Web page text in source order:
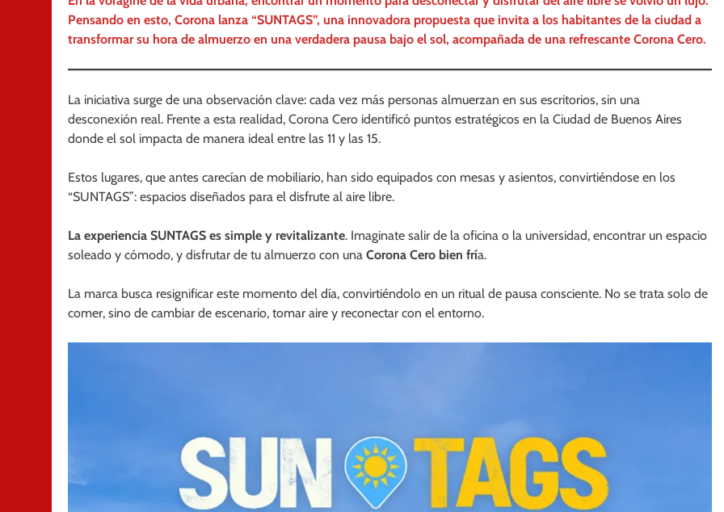
Pensando en esto, Corona lanza “SUNTAGS”, una innovadora propuesta que invita a los habitantes de la ciudad a
transformar su hora de almuerzo en una verdadera pausa bajo el sol, acompañada de una refrescante Corona Cero.
La iniciativa surge de una observación clave: cada vez más personas almuerzan en sus escritorios, sin una
desconexión real. Frente a esta realidad, Corona Cero identificó puntos estratégicos en la Ciudad de Buenos Aires
donde el sol impacta de manera ideal entre las 11 y las 15.
Estos lugares, que antes carecían de mobiliario, han sido equipados con mesas y asientos, convirtiéndose en los
“SUNTAGS”: espacios diseñados para el disfrute al aire libre.
La experiencia SUNTAGS es simple y revitalizante. Imaginate salir de la oficina o la universidad, encontrar un espacio
soleado y cómodo, y disfrutar de tu almuerzo con una Corona Cero bien fría.
La marca busca resignificar este momento del día, convirtiéndolo en un ritual de pausa consciente. No se trata solo de
comer, sino de cambiar de escenario, tomar aire y reconectar con el entorno.